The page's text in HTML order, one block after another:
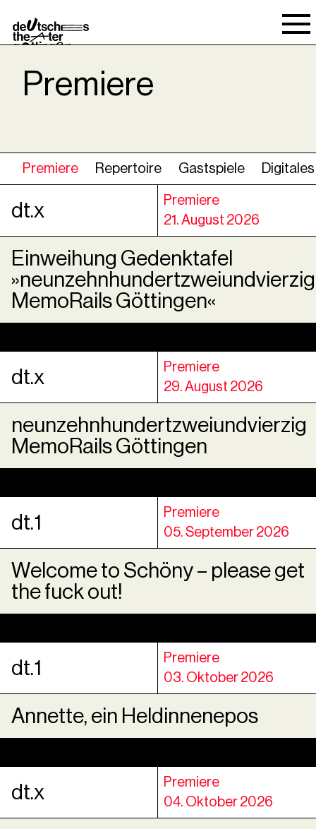
Spielraum
Premiere
Premiere Repertoire Gastspiele Digitales
dt.x
Premiere
21. August 2026
Einweihung Gedenktafel
»neunzehnhundertzweiundvierzig
MemoRails Göttingen«
dt.x
Premiere
29. August 2026
neunzehnhundertzweiundvierzig
MemoRails Göttingen
dt.1
Premiere
05. September 2026
Welcome to Schöny – please get
the fuck out!
dt.1
Premiere
03. Oktober 2026
Annette, ein Heldinnenepos
dt.x
Premiere
04. Oktober 2026